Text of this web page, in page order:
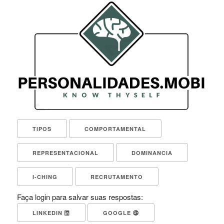
TIPOS COMPORTAMENTAL
REPRESENTACIONAL DOMINANCIA
I-CHING RECRUTAMENTO
Faça login para salvar suas respostas:
LINKEDIN GOOGLE